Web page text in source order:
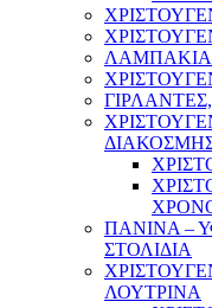
ΛΑΜΠΑΚΙΑ
ΠΑΝΙΝΑ –
ΣΤΟΛΙΔΙΑ
ΛΟΥΤΡΙΝΑ